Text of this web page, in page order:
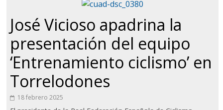
José Vicioso apadrina la
presentación del equipo
‘Entrenamiento ciclismo’ en
Torrelodones
18 febrero 2025